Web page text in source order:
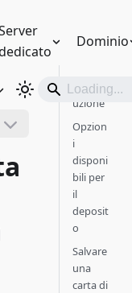
Dominio
Introd
uzione
Opzion
i
disponi
bili per
il
deposit
o
Salvare
una
carta di